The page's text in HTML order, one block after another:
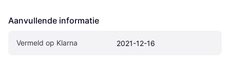
Aanvullende informatie
Vermeld op Klarna 2021-12-16